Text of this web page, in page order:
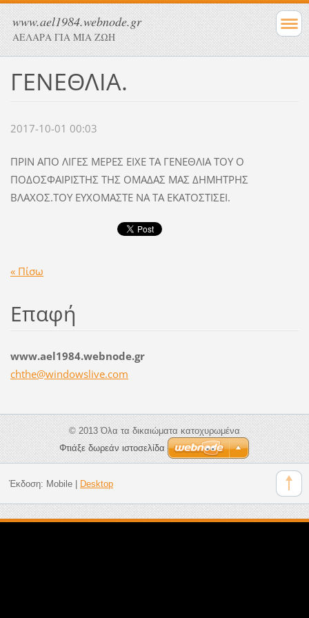
www.ael1984.webnode.gr
ΑΕΛΑΡΑ ΓΙΑ ΜΙΑ ΖΩΗ
ΓΕΝΕΘΛΙΑ.
2017-10-01 00:03
ΠΡΙΝ ΑΠΟ ΛΙΓΕΣ ΜΕΡΕΣ ΕΙΧΕ ΤΑ ΓΕΝΕΘΛΙΑ ΤΟΥ Ο
ΠΟΔΟΣΦΑΙΡΙΣΤΗΣ ΤΗΣ ΟΜΑΔΑΣ ΜΑΣ ΔΗΜΗΤΡΗΣ
ΒΛΑΧΟΣ.ΤΟΥ ΕΥΧΟΜΑΣΤΕ ΝΑ ΤΑ ΕΚΑΤΟΣΤΙΣΕΙ.
« Πίσω
Επαφή
www.ael1984.webnode.gr
chthe@windowslive.com
© 2013 Όλα τα δικαιώματα κατοχυρωμένα
Φτιάξε δωρεάν ιστοσελίδα
Έκδοση: Mobile| Desktop